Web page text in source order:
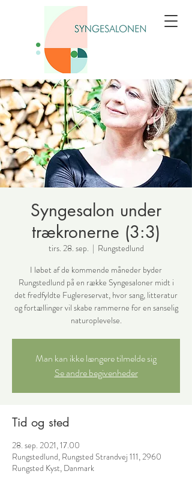
Syngesalon under
trækronerne (3:3)
tirs. 28. sep.
  |
Rungstedlund
I løbet af de kommende måneder byder
Rungstedlund på en række Syngesaloner midt i
det fredfyldte Fuglereservat, hvor sang, litteratur
og fortællinger vil skabe rammerne for en sanselig
naturoplevelse.
Man kan ikke længere tilmelde sig
Se andre begivenheder
Tid og sted
28. sep. 2021, 17.00
Rungstedlund, Rungsted Strandvej 111, 2960
Rungsted Kyst, Danmark